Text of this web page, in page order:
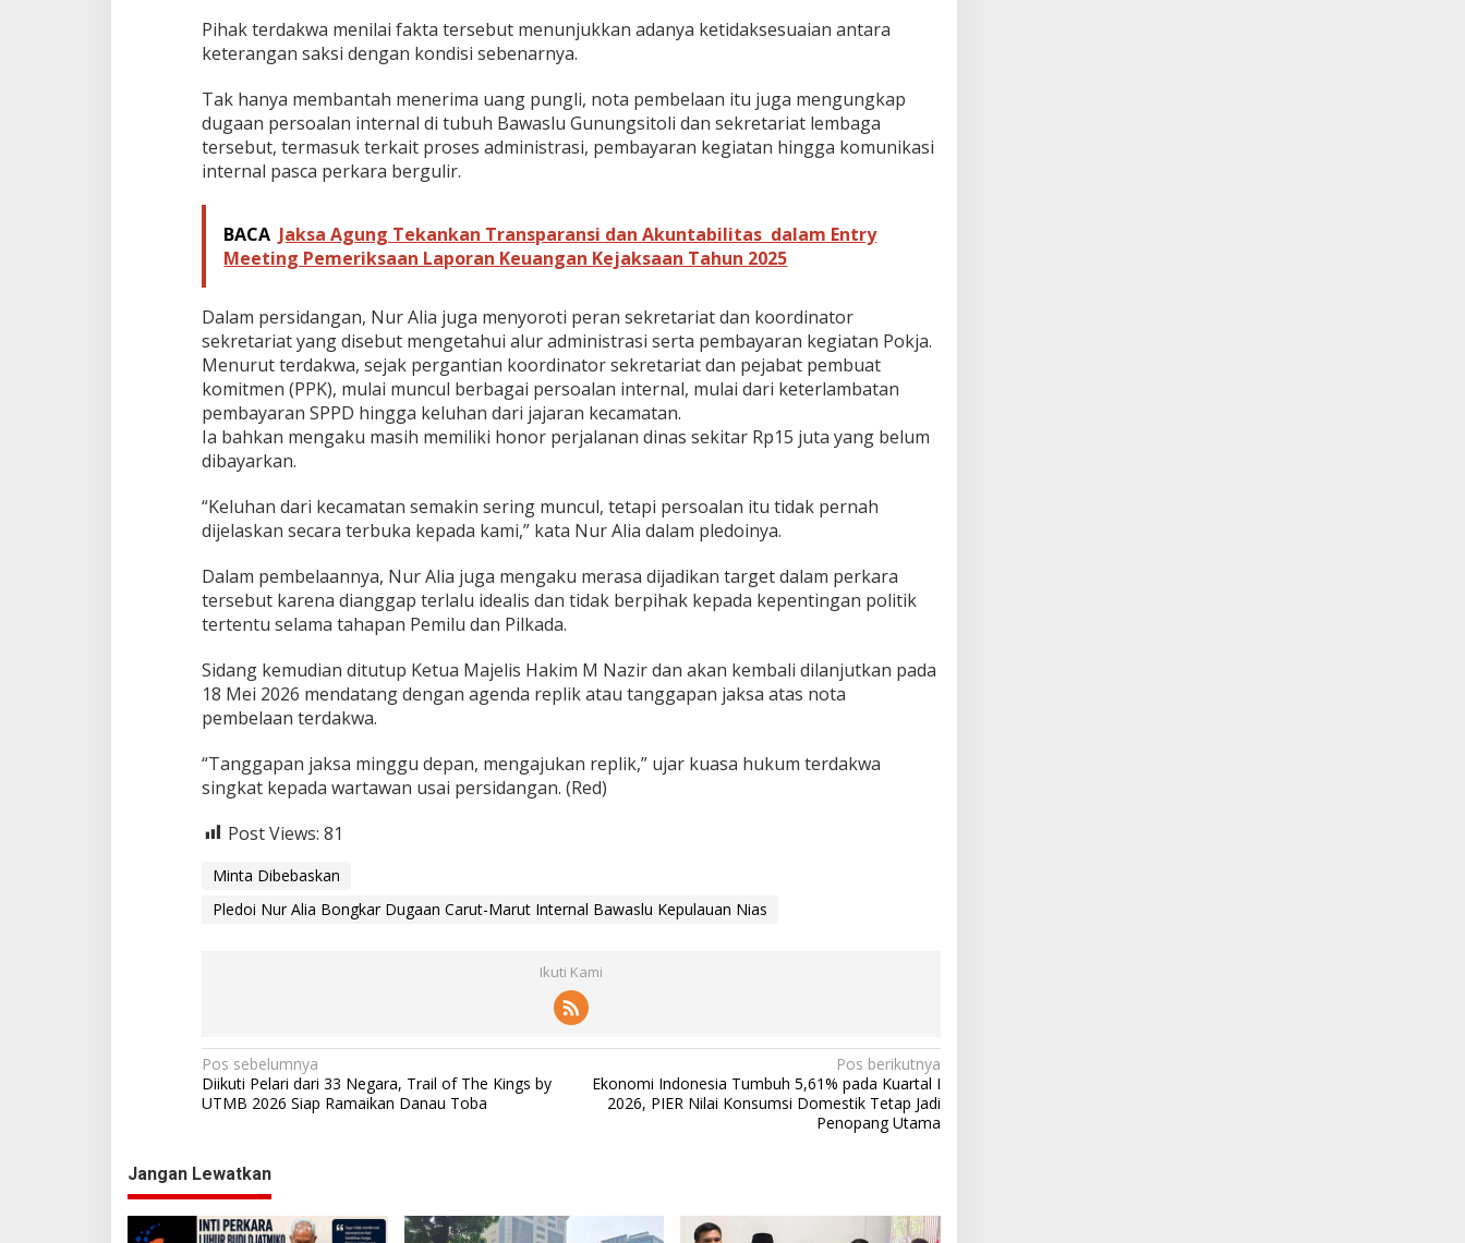
Pihak terdakwa menilai fakta tersebut menunjukkan adanya ketidaksesuaian antara
keterangan saksi dengan kondisi sebenarnya.
Tak hanya membantah menerima uang pungli, nota pembelaan itu juga mengungkap
dugaan persoalan internal di tubuh Bawaslu Gunungsitoli dan sekretariat lembaga
tersebut, termasuk terkait proses administrasi, pembayaran kegiatan hingga komunikasi
internal pasca perkara bergulir.
BACA Jaksa Agung Tekankan Transparansi dan Akuntabilitas dalam Entry
Meeting Pemeriksaan Laporan Keuangan Kejaksaan Tahun 2025
Dalam persidangan, Nur Alia juga menyoroti peran sekretariat dan koordinator
sekretariat yang disebut mengetahui alur administrasi serta pembayaran kegiatan Pokja.
Menurut terdakwa, sejak pergantian koordinator sekretariat dan pejabat pembuat
komitmen (PPK), mulai muncul berbagai persoalan internal, mulai dari keterlambatan
pembayaran SPPD hingga keluhan dari jajaran kecamatan.
Ia bahkan mengaku masih memiliki honor perjalanan dinas sekitar Rp15 juta yang belum
dibayarkan.
“Keluhan dari kecamatan semakin sering muncul, tetapi persoalan itu tidak pernah
dijelaskan secara terbuka kepada kami,” kata Nur Alia dalam pledoinya.
Dalam pembelaannya, Nur Alia juga mengaku merasa dijadikan target dalam perkara
tersebut karena dianggap terlalu idealis dan tidak berpihak kepada kepentingan politik
tertentu selama tahapan Pemilu dan Pilkada.
Sidang kemudian ditutup Ketua Majelis Hakim M Nazir dan akan kembali dilanjutkan pada
18 Mei 2026 mendatang dengan agenda replik atau tanggapan jaksa atas nota
pembelaan terdakwa.
“Tanggapan jaksa minggu depan, mengajukan replik,” ujar kuasa hukum terdakwa
singkat kepada wartawan usai persidangan. (Red)
Post Views: 81
Minta Dibebaskan
Pledoi Nur Alia Bongkar Dugaan Carut-Marut Internal Bawaslu Kepulauan Nias
Ikuti Kami
N
a
i
g
a
Pos sebelumnya
Diikuti Pelari dari 33 Negara, Trail of The Kings by
UTMB 2026 Siap Ramaikan Danau Toba
Pos berikutnya
Ekonomi Indonesia Tumbuh 5,61% pada Kuartal I
2026, PIER Nilai Konsumsi Domestik Tetap Jadi
Penopang Utama
Jangan Lewatkan